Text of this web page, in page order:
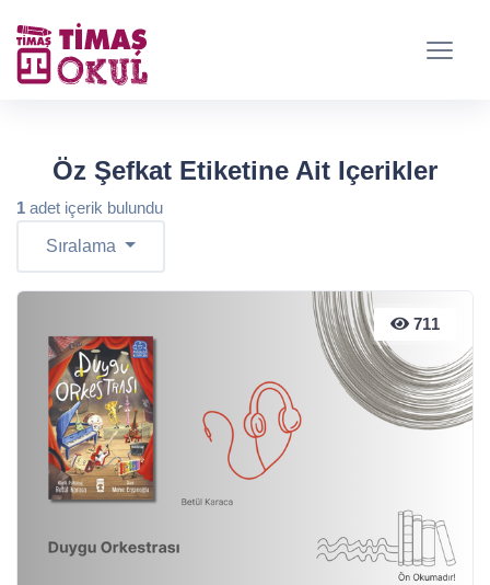
Öz Şefkat Etiketine Ait Içerikler
1 adet içerik bulundu
Sıralama
711